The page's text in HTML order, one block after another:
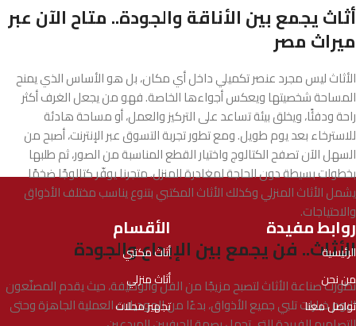
أثاث يجمع بين الأناقة والجودة.. متاح الآن عبر
ميراث مصر
الأثاث ليس مجرد عنصر تكميلي داخل أي مكان، بل هو الأساس الذي يمنح
المساحة شخصيتها ويعكس أجواءها الخاصة. فهو من يجعل الغرف أكثر
راحة ودفئًا، ويخلق بيئة تساعد على التركيز والعمل، أو مساحة هادئة
للاسترخاء بعد يوم طويل. ومع تطور تجربة التسوق عبر الإنترنت، أصبح من
السهل الآن تصفح الكتالوج واختيار القطع المناسبة من الصور، ثم طلبها
بخطوات بسيطة دون الحاجة لمغادرة المنزل. متجرنا يوفّر كتالوجًا ضخمًا
يشمل الأثاث المنزلي وكذلك الأثاث المكتبي بتنوع يناسب مختلف الأذواق
والاحتياجات.
الأثاث.. فن يجمع بين الإبداع والجودة
تطورت صناعة الأثاث لتصبح مزيجًا من الفن والوظيفة، حيث يقدم المصنّعون
اليوم خيارات تلبي جميع الأذواق، بدءًا من الموديلات العملية الجاهزة وحتى
روابط مفيدة
الرئيسية
من نحن
تواصل معنا
الأقسام
أثاث مكتبي
أثاث منزلي
تجهيز محلات